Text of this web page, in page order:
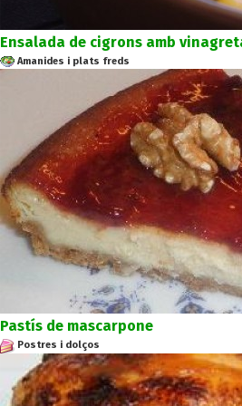
Ensalada de cigrons amb
Amanides i plats freds
Pastís de mascarpone
Postres i dolços